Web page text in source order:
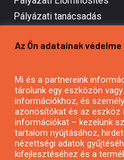
Pályázati tanácsadás
Mezőgazdasági
Pályázatírás civil
Pályázatírás
Pályázatfigyelés
Specifikus
Az Ön adatainak
Mi és a partnereink
tárolunk egy eszközön
információkhoz, és
azonosítókat és az eszköz
információkat – kezelünk
tartalom nyújtásához,
nézettségi adatok
kifejlesztéséhez és a